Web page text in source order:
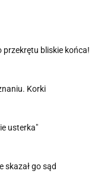
bliskie końca!
Korki
usterka"
skazał go sąd